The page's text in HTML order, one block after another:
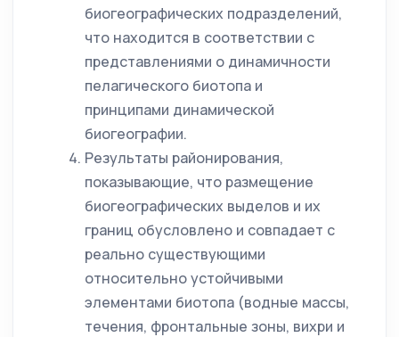
биогеографических подразделений,
что находится в соответствии с
представлениями о динамичности
пелагического биотопа и
принципами динамической
биогеографии.
Результаты районирования,
показывающие, что размещение
биогеографических выделов и их
границ обусловлено и совпадает с
реально существующими
относительно устойчивыми
элементами биотопа (водные массы,
течения, фронтальные зоны, вихри и